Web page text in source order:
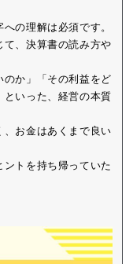
の理解は必須です。
、決算書の読み方や
のか」「その利益をど
といった、経営の本質
、お金はあくまで良い
トを持ち帰っていた